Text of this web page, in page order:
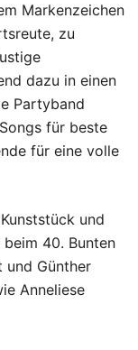
Markenzeichen
zu
dazu in einen
Partyband
für beste
für eine volle
und
40. Bunten
und Günther
Anneliese